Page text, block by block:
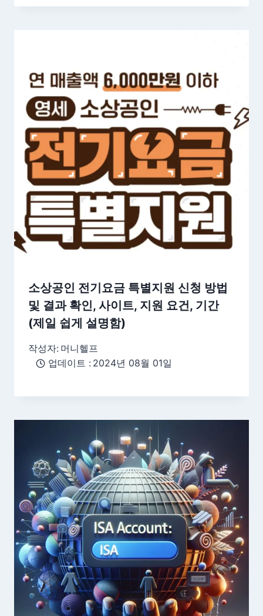
소상공인 전기요금 특별지원 신청 방법
및 결과 확인, 사이트, 지원 요건, 기간
(제일 쉽게 설명함)
작성자: 머니헬프
업데이트 : 2024년 08월 01일